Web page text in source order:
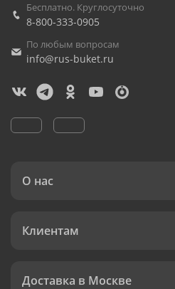
Бесплатно. Круглосуточно
8-800-333-0905
По любым вопросам
info@rus-buket.ru
О нас
Клиентам
Доставка в Москве